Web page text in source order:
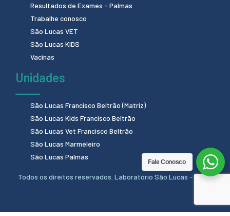
Resultados de Exames - Palmas
Trabalhe conosco
São Lucas VET
São Lucas KIDS
Vacinas
Unidades
São Lucas Francisco Beltrão (Matriz)
São Lucas Kids Francisco Beltrão
São Lucas Vet Francisco Beltrão
São Lucas Marmeleiro
São Lucas Palmas
Todos os direitos reservados. Laboratório São Lucas - 2024.
Fale Conosco